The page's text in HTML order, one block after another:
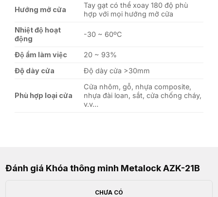
Hướng mở cửa
Tay gạt có thể xoay 180 độ phù
hợp với mọi hướng mở cửa
Nhiệt độ hoạt
động
-30 ~ 60ºC
Độ ẩm làm việc
20 ~ 93%
Độ dày cửa
Độ dày cửa >30mm
Phù hợp loại cửa
Cửa nhôm, gỗ, nhựa composite,
nhựa đài loan, sắt, cửa chống cháy,
v.v…
Đánh giá Khóa thông minh Metalock AZK-21B
CHƯA CÓ